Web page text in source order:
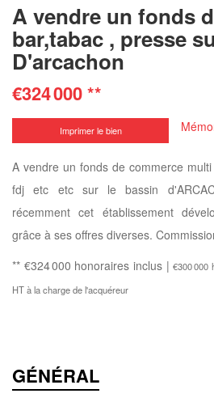
A vendre un fonds
bar,tabac , presse
D'arcachon
€324 000**
Imprimer le bien
A vendre un fonds de commerce
fdj etc etc sur le bassin
récemment cet établissement
grâce à ses offres diverses.
** €324 000 honoraires inclus |€300 000
HT à la charge de l'acquéreur
GÉNÉRAL